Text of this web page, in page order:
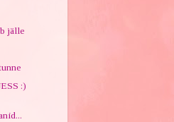
jälle
:)